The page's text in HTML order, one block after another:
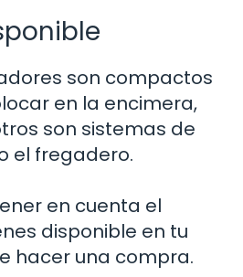
son compactos
en la encimera,
son sistemas de
el fregadero.
en cuenta el
disponible en tu
hacer una compra.